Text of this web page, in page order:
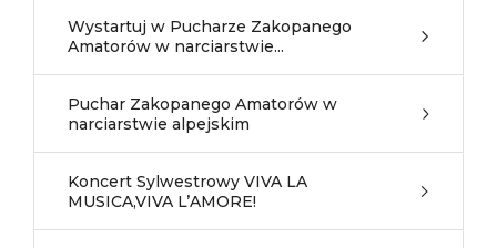
Wystartuj w Pucharze Zakopanego
Amatorów w narciarstwie...
Puchar Zakopanego Amatorów w
narciarstwie alpejskim
Koncert Sylwestrowy VIVA LA
MUSICA,VIVA L’AMORE!